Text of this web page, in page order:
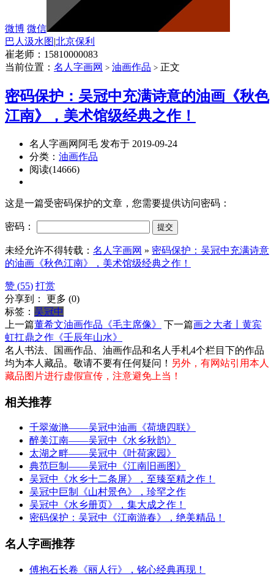
微博 微信
巴人汲水图|北京保利
崔老师：15810000083
当前位置： 名人字画网 > 油画作品 > 正文
密码保护：吴冠中充满诗意的油画《秋色
江南》，美术馆级经典之作！
名人字画网阿毛 发布于 2019-09-24
分类： 油画作品
阅读(14666)
这是一篇受密码保护的文章，您需要提供访问密码：
密码：
未经允许不得转载： 名人字画网 » 密码保护：吴冠中充满诗意
的油画《秋色江南》，美术馆级经典之作！
赞 (55) 打赏
分享到： 更多 (0)
标签： 吴冠中
上一篇董希文油画作品《毛主席像》 下一篇画之大者丨黄宾
虹扛鼎之作《壬辰年山水》
名人书法、国画作品、油画作品和名人手札4个栏目下的作品
均为本人藏品。敬请不要有任何疑问！ 另外，有网站引用本人
藏品图片进行虚假宣传，注意避免上当！
相关推荐
千翠潋滟——吴冠中油画《荷塘四联》
醉美江南——吴冠中《水乡秋韵》
太湖之畔——吴冠中《叶荷家园》
典范巨制——吴冠中《江南旧画图》
吴冠中《水乡十二条屏》，至臻至精之作！
吴冠中巨制《山村景色》，珍罕之作
吴冠中《水乡册页》，集大成之作！
密码保护：吴冠中《江南游春》，绝美精品！
名人字画推荐
傅抱石长卷《丽人行》，铭心经典再现！